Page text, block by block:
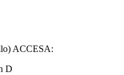
ACCESA:
D